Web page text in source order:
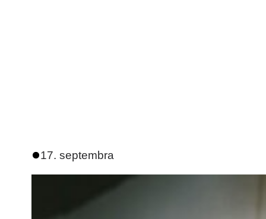
17. septembra